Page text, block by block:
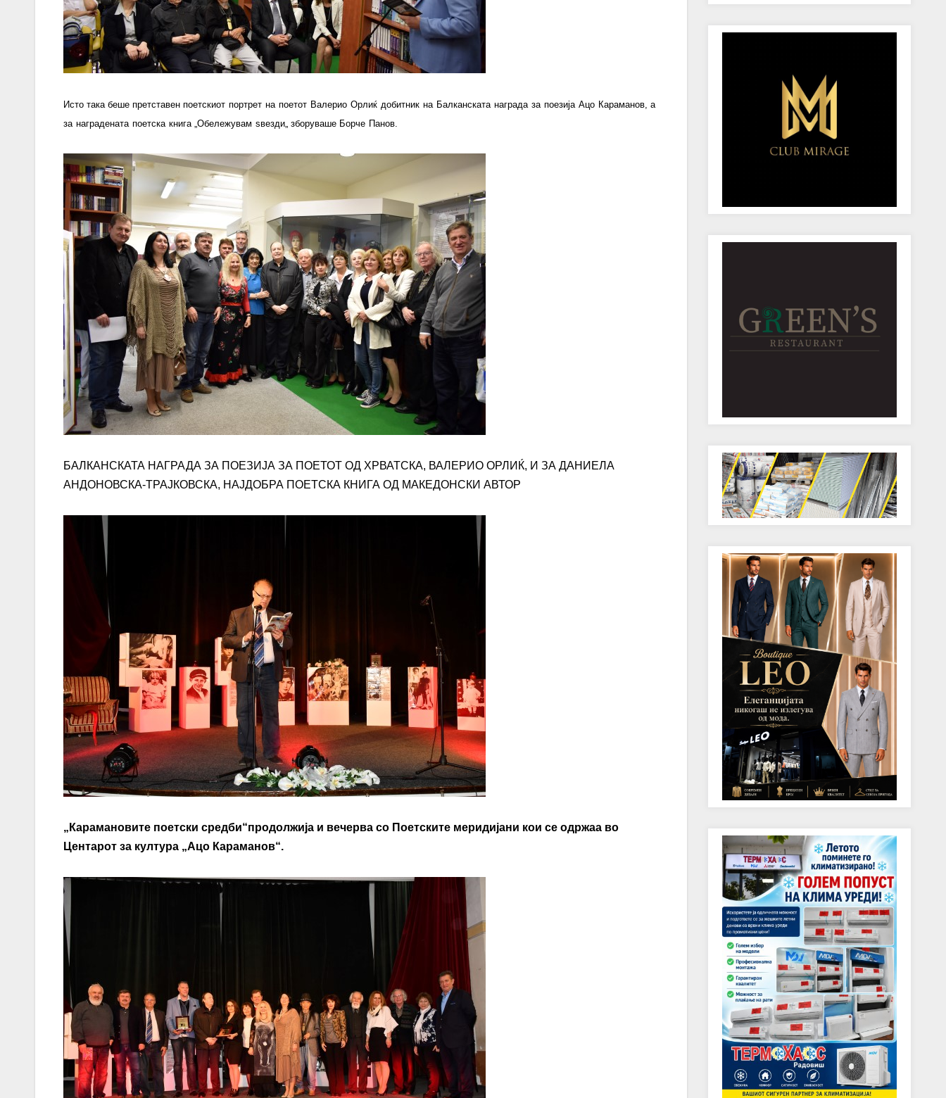
Исто така беше претставен поетскиот портрет на поетот Валерио Орлиќ добитник на Балканската награда за поезија Ацо Караманов, а
за наградената поетска книга „Обележувам ѕвезди„ зборуваше Борче Панов.
БАЛКАНСКАТА НАГРАДА ЗА ПОЕЗИЈА ЗА ПОЕТОТ ОД ХРВАТСКА, ВАЛЕРИО ОРЛИЌ, И ЗА ДАНИЕЛА
АНДОНОВСКА-ТРАЈКОВСКА, НАЈДОБРА ПОЕТСКА КНИГА ОД МАКЕДОНСКИ АВТОР
„ Карамановите поетски средби“продолжија и вечерва со Поетските меридијани кои се одржаа во
Центарот за култура „Ацо Караманов“.